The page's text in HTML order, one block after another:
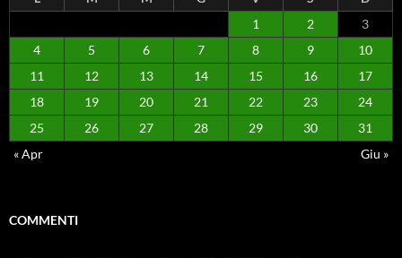
1
2
3
4
5 6 7 8 9
10
11
12 13 14 15 16
17
18
19 20 21 22 23
24
25
26 27 28 29 30
31
« Apr
Giu »
COMMENTI